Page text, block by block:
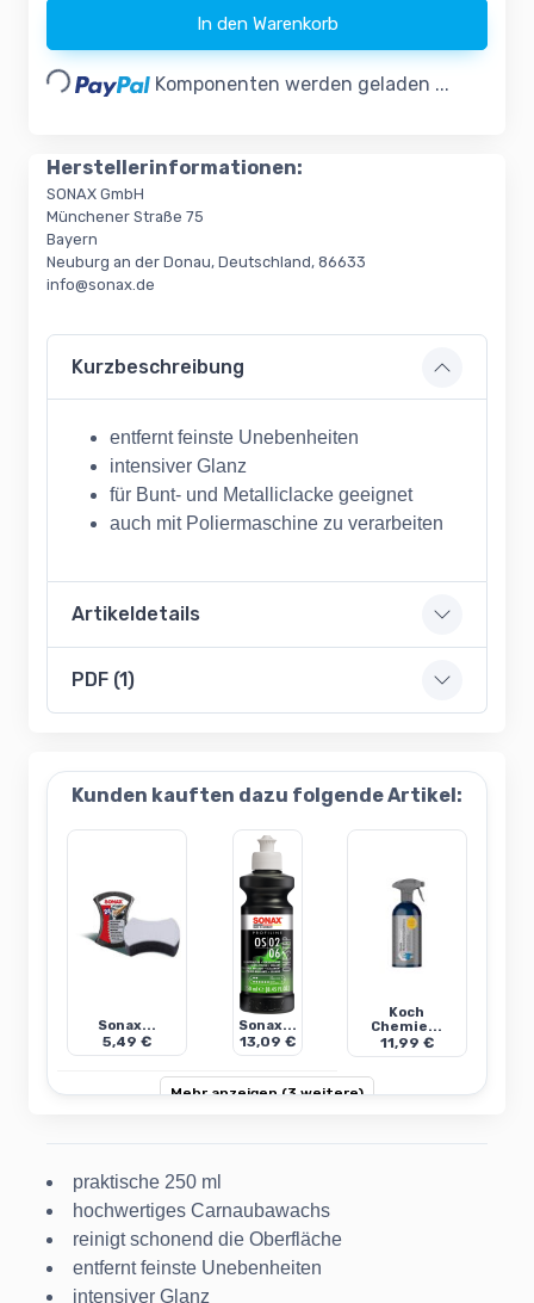
In den Warenkorb
Loading... Komponenten werden geladen ...
Herstellerinformationen:
SONAX GmbH
Münchener Straße 75
Bayern
Neuburg an der Donau, Deutschland, 86633
info@sonax.de
Kurzbeschreibung
entfernt feinste Unebenheiten
intensiver Glanz
für Bunt- und Metalliclacke geeignet
auch mit Poliermaschine zu verarbeiten
Artikeldetails
PDF (1)
Kunden kauften dazu folgende Artikel:
Sonax...
5,49 €
Sonax...
13,09 €
Koch
Chemie...
11,99 €
Mehr anzeigen (3 weitere)
praktische 250 ml
hochwertiges Carnaubawachs
reinigt schonend die Oberfläche
entfernt feinste Unebenheiten
intensiver Glanz